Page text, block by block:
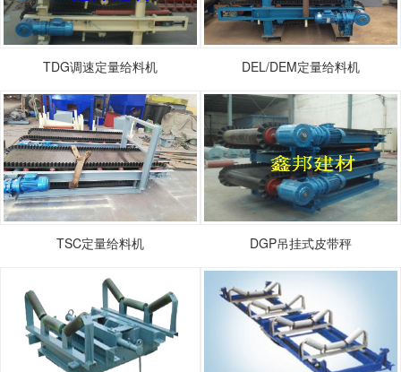
TDG调速定量给料机 DEL/DEM定量给料机
TSC定量给料机 DGP吊挂式皮带秤